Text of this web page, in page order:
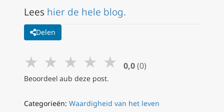
Lees hier de hele blog.
Delen
★ ★ ★ ★ ★ 0,0 (0)
Beoordeel aub deze post.
Categorieën: Waardigheid van het leven